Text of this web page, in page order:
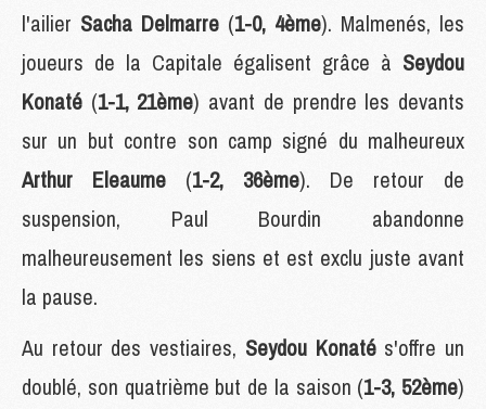
l'ailier Sacha Delmarre (1-0, 4ème). Malmenés, les
joueurs de la Capitale égalisent grâce à Seydou
Konaté (1-1, 21ème) avant de prendre les devants
sur un but contre son camp signé du malheureux
Arthur Eleaume (1-2, 36ème). De retour de
suspension, Paul Bourdin abandonne
malheureusement les siens et est exclu juste avant
la pause.
Au retour des vestiaires, Seydou Konatés'offre un
doublé, son quatrième but de la saison (1-3, 52ème)